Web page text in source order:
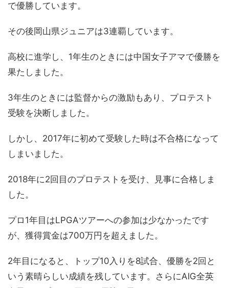
で優勝しています。
その後岡山県ジュニアは3連覇しています。
高校に進学し、1年生のときには中国女子アマで優勝を
果たしました。
3年生のときには監督からの激励もあり、プロテスト
受験を決断しました。
しかし、2017年に初めて受験した時は不合格になって
しまいました。
2018年に2回目のプロテストを受け、見事に合格しま
した。
プロ1年目はLPGAツアーへの参加は少なかったです
が、獲得賞金は700万円を超えました。
2年目になると、トップ10入りを8試合、優勝を2回と
いう素晴らしい成績を残しています。さらにAIG全英